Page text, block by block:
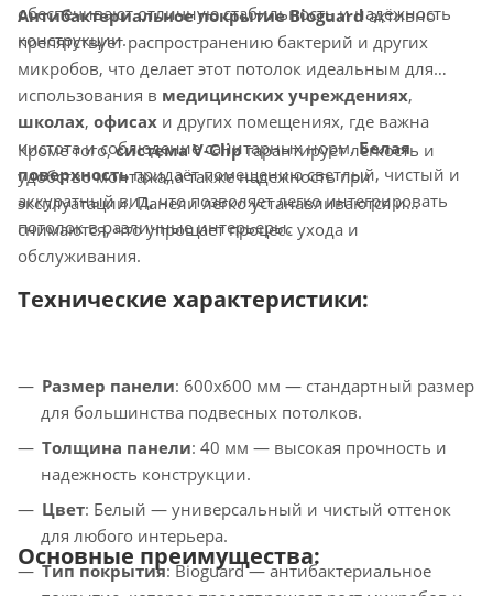
обеспечивают отличную стабильность и надёжность
конструкции.
Антибактериальное покрытие Bioguardактивно
препятствует распространению бактерий и других
микробов, что делает этот потолок идеальным для
использования в медицинских учреждениях,
школах, офисах и других помещениях, где важна
чистота и соблюдение санитарных норм.Белая
поверхностьпридаёт помещению светлый, чистый и
аккуратный вид, что позволяет легко интегрировать
потолок в различные интерьеры.
Кроме того,система V-Clipгарантирует лёгкость и
удобство монтажа, а также надежность при
эксплуатации. Панели легко устанавливаются и
снимаются, что упрощает процесс ухода и
обслуживания.
Технические характеристики:
Размер панели: 600x600 мм — стандартный размер
для большинства подвесных потолков.
Толщина панели: 40 мм — высокая прочность и
надежность конструкции.
Цвет: Белый — универсальный и чистый оттенок
для любого интерьера.
Тип покрытия: Bioguard — антибактериальное
Основные преимущества: